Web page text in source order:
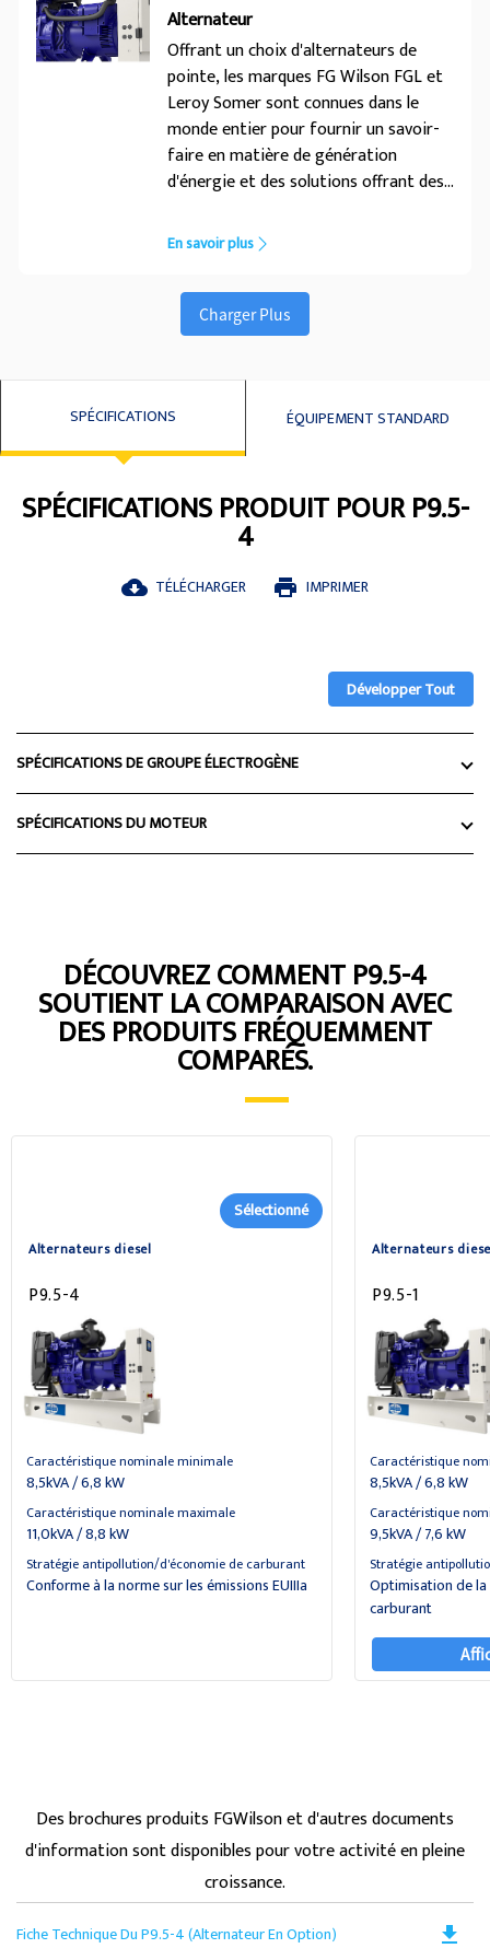
Alternateur
Offrant un choix d'alternateurs de
pointe, les marques FG Wilson FGL et
Leroy Somer sont connues dans le
monde entier pour fournir un savoir-
faire en matière de génération
d'énergie et des solutions offrant des
peu d'entretien. Dotés d'excellentes
performances et capacités de
démarrage du moteur, ces
alternateurs ont été conçus
spécialement pour fonctionner avec le
En savoir plus
Charger Plus
SPÉCIFICATIONS ÉQUIPEMENT STANDARD
SPÉCIFICATIONS PRODUIT POUR P9.5-
4
cloud_download TÉLÉCHARGER print IMPRIMER
Développer Tout
SPÉCIFICATIONS DE GROUPE ÉLECTROGÈNE
SPÉCIFICATIONS DU MOTEUR
DÉCOUVREZ COMMENT P9.5-4
SOUTIENT LA COMPARAISON AVEC
DES PRODUITS FRÉQUEMMENT
COMPARÉS.
Alternateurs diesel
Sélectionné
P9.5-4
Caractéristique nominale minimale
8,5kVA / 6,8 kW
Caractéristique nominale maximale
11,0kVA / 8,8 kW
Stratégie antipollution/d'économie de carburant
Conforme à la norme sur les émissions EUIIIa
Alternateurs
P9.5-1
Caractéristique
8,5kVA / 6,8 kW
Caractéristique
9,5kVA / 7,6 kW
Stratégie
Optimisation de
carburant
Des brochures produits FGWilson et d'autres documents
d'information sont disponibles pour votre activité en pleine
croissance.
Fiche Technique Du P9.5-4 (Alternateur En Option) file_download